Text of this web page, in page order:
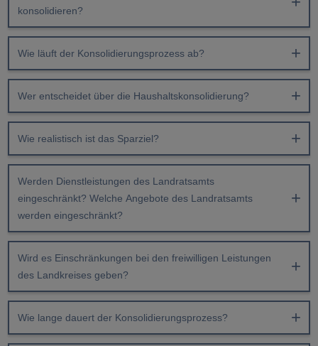
konsolidieren?
Wie läuft der Konsolidierungsprozess ab?
Wer entscheidet über die Haushaltskonsolidierung?
Wie realistisch ist das Sparziel?
Werden Dienstleistungen des Landratsamts
eingeschränkt? Welche Angebote des Landratsamts
werden eingeschränkt?
Wird es Einschränkungen bei den freiwilligen Leistungen
des Landkreises geben?
Wie lange dauert der Konsolidierungsprozess?